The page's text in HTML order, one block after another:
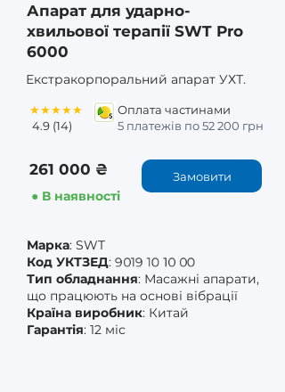
Апарат для ударно-
хвильової терапії SWT Pro
6000
Екстракорпоральний апарат УХТ.
★★★★★
4.9 (14)
Оплата частинами
5 платежів по 52 200 грн
261 000 ₴
● В наявності
Замовити
Марка: SWT
Код УКТЗЕД: 9019 10 10 00
Тип обладнання: Масажні апарати,
що працюють на основі вібрації
Країна виробник: Китай
Гарантія: 12 міс